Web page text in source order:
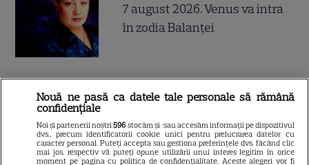
7 august 2026. Venus va intra
în zodia Balanței
Numerele câştigătoare
extrase joi
Nouă ne pasă ca datele tale personale să rămână
confidențiale
Noi și partenerii noștri596 stocăm și/sau accesăm informații pe dispozitivul
dvs., precum identificatorii cookie unici pentru prelucrarea datelor cu
caracter personal. Puteți accepta sau gestiona preferințele dvs. făcând clic
mai jos, respectiv vă puteți opune utilizării unui interes legitim în orice
moment pe pagina cu politica de confidențialitate. Aceste alegeri vor fi